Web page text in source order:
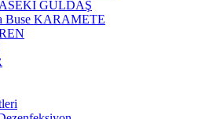
GÜLDAŞ
Buse KARAMETE